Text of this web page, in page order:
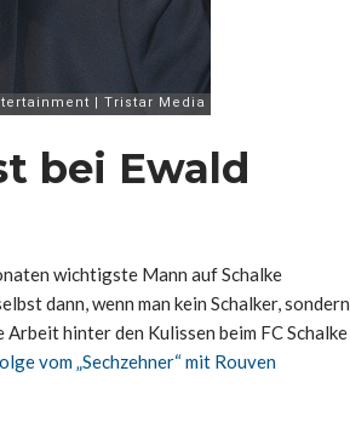
bei Ewald
wichtigste Mann auf Schalke
dann, wenn man kein Schalker, sondern
hinter den Kulissen beim FC Schalke
vom „Sechzehner“ mit Rouven